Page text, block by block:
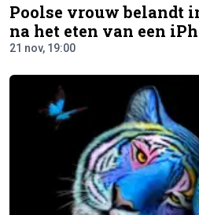
Poolse vrouw belandt
na het eten van een
21 nov, 19:00